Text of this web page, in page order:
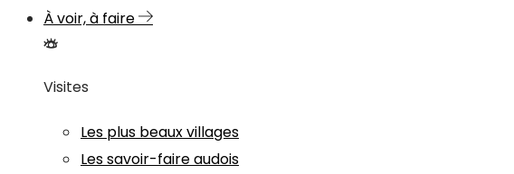
À voir, à faire
Visites
Les plus beaux villages
Les savoir-faire audois